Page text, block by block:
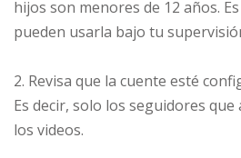
hijos son menores de 12 años.
pueden usarla bajo tu
2. Revisa que la cuente esté
Es decir, solo los seguidores
los videos.